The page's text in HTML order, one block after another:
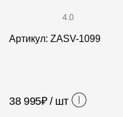
Пленки и мембраны
4.0
Артикул: ZASV-1099
38 995₽ / шт